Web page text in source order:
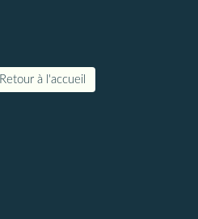
Retour à l'accueil